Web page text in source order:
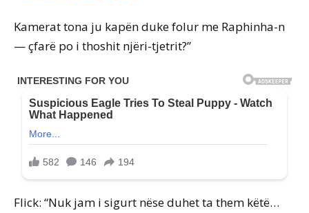
Kamerat tona ju kapën duke folur me Raphinha-n
— çfarë po i thoshit njëri-tjetrit?”
Flick: “Nuk jam i sigurt nëse duhet ta them këtë…